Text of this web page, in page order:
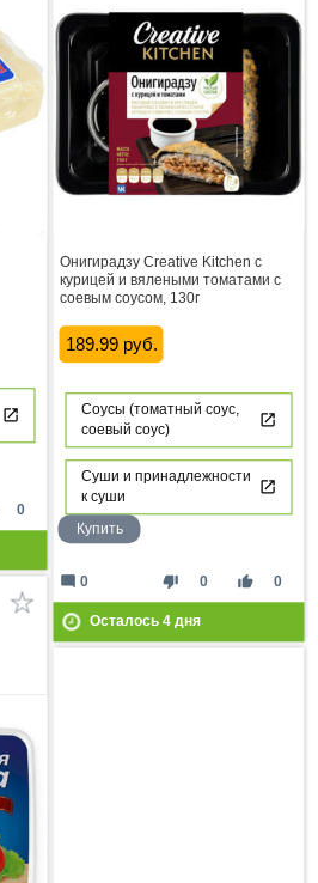
Онигирадзу Creative Kitchen с
курицей и вялеными томатами с
соевым соусом, 130г
189.99 руб.
Соусы (томатный соус,
соевый соус)
Суши и принадлежности
к суши
Купить
thumb_down 0 thumb_up 0
mode_comment 0
Осталось 4дня
0